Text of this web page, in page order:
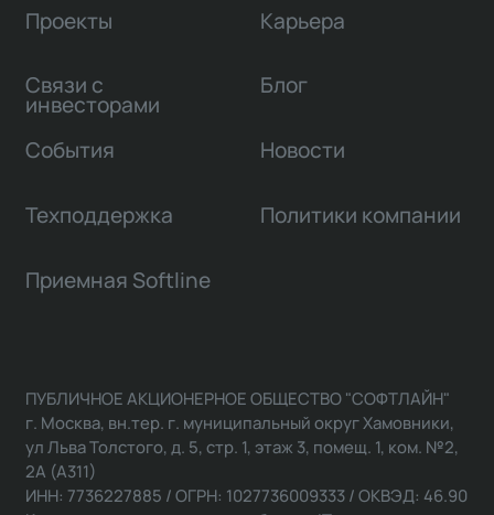
Проекты
Связи с
инвесторами
Карьера
Блог
События Новости
Техподдержка Политики компании
Приемная Softline
ПУБЛИЧНОЕ АКЦИОНЕРНОЕ ОБЩЕСТВО "СОФТЛАЙН"
г. Москва, вн.тер. г. муниципальный округ Хамовники,
ул Льва Толстого, д. 5, стр. 1, этаж 3, помещ. 1, ком. №2,
2А (А311)
ИНН: 7736227885 / ОГРН: 1027736009333 / ОКВЭД: 46.90